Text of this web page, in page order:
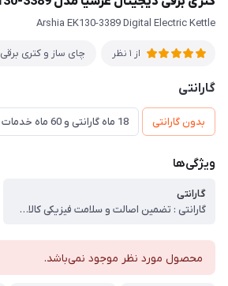
Arshia EK130-3389 Digital Electric Kettle
از 1 نظر چای ساز و کتری برقی
گارانتی
بدون گارانتی 18 ماه گارانتی و 60 ماه خدمات پس از فروش و ضمانت تعویض
ویژگی‌ها
گارانتی
گارانتی : تضمین اصالت و سلامت فیزیکی کالا (اورجینال)
محصول مورد نظر موجود نمی‌باشد.